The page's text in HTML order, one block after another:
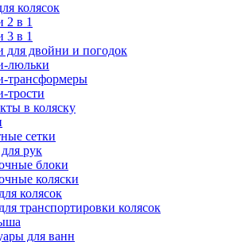
колясок
2 в 1
3 в 1
для двойни и погодок
люльки
трансформеры
трости
в коляску
сетки
рук
блоки
коляски
колясок
транспортировки колясок
для ванн